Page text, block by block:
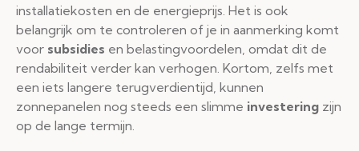
installatiekosten en de energieprijs. Het is ook
belangrijk om te controleren of je in aanmerking komt
voor subsidies en belastingvoordelen, omdat dit de
rendabiliteit verder kan verhogen. Kortom, zelfs met
een iets langere terugverdientijd, kunnen
zonnepanelen nog steeds een slimme investering zijn
op de lange termijn.